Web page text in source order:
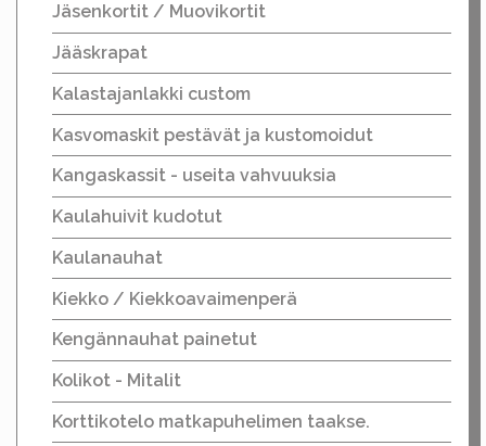
Jäsenkortit / Muovikortit
Jääskrapat
Kalastajanlakki custom
Kasvomaskit pestävät ja kustomoidut
Kangaskassit - useita vahvuuksia
Kaulahuivit kudotut
Kaulanauhat
Kiekko / Kiekkoavaimenperä
Kengännauhat painetut
Kolikot - Mitalit
Korttikotelo matkapuhelimen taakse.